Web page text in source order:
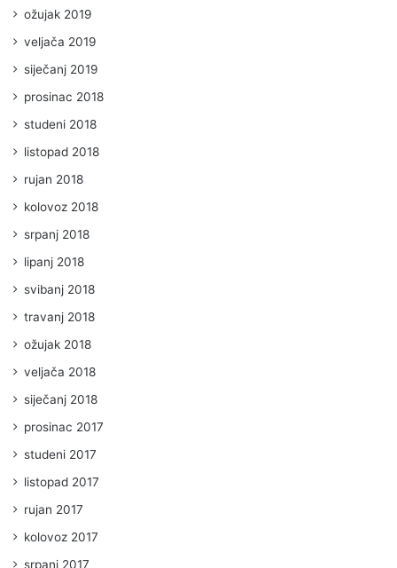
ožujak 2019
veljača 2019
siječanj 2019
prosinac 2018
studeni 2018
listopad 2018
rujan 2018
kolovoz 2018
srpanj 2018
lipanj 2018
svibanj 2018
travanj 2018
ožujak 2018
veljača 2018
siječanj 2018
prosinac 2017
studeni 2017
listopad 2017
rujan 2017
kolovoz 2017
srpanj 2017